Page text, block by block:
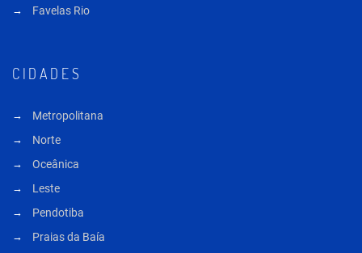
Favelas Rio
CIDADES
Metropolitana
Norte
Oceânica
Leste
Pendotiba
Praias da Baía